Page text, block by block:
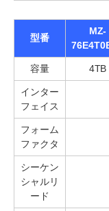
型番
MZ-
容量 4TB
インター
フェイス
フォーム
ファクタ
シーケン
シャルリ
ード